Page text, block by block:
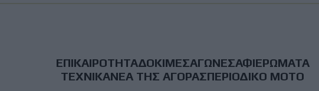
Footer
ΕΠΙΚΑΙΡΟΤΗΤΑΔΟΚΙΜΕΣΑΓΩΝΕΣΑΦΙΕΡΩΜΑΤΑ
ΤΕΧΝΙΚΑΝΕΑ ΤΗΣ ΑΓΟΡΑΣΠΕΡΙΟΔΙΚΟ ΜΟΤΟ